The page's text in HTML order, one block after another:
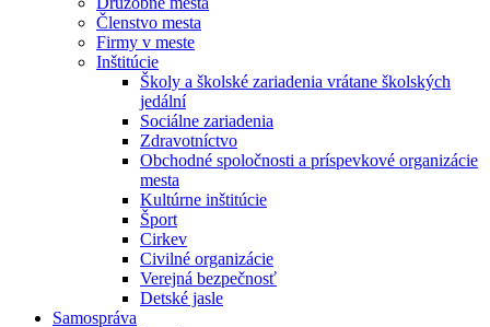
Členstvo mesta
Firmy v meste
Inštitúcie
Školy a školské zariadenia vrátane školských
jedální
Sociálne zariadenia
Zdravotníctvo
Obchodné spoločnosti a príspevkové organizácie
mesta
Kultúrne inštitúcie
Šport
Cirkev
Civilné organizácie
Verejná bezpečnosť
Detské jasle
Samospráva